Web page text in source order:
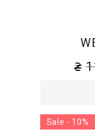
Sale - 10%